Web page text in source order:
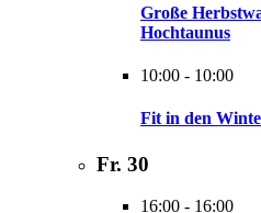
Große
Hochtaunus
10:00 - 10:00
Fit in den
Fr. 30
16:00 - 16:00